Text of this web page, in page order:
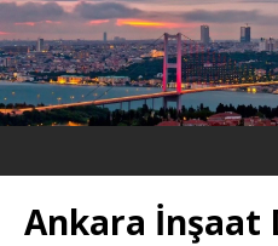
Ankara İnşaat